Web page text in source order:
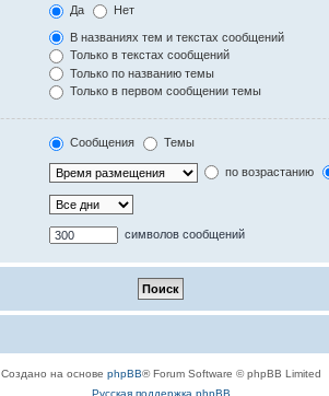
Да Нет
В названиях тем и текстах сообщений
Только в текстах сообщений
Только по названию темы
Только в первом сообщении темы
Сообщения Темы
по возрастанию
символов сообщений
Создано на основе phpBB® Forum Software © phpBB Limited
Русская поддержка phpBB